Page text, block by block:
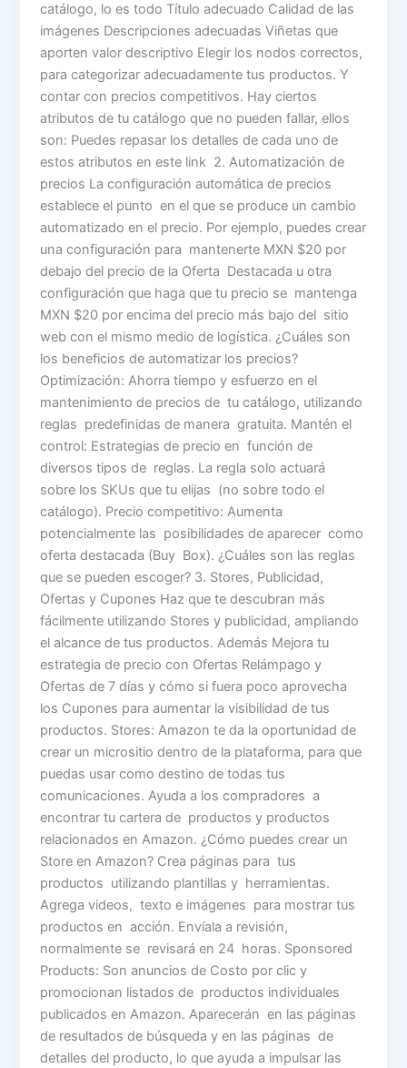
catálogo, lo es todo Título adecuado Calidad de las
imágenes Descripciones adecuadas Viñetas que
aporten valor descriptivo Elegir los nodos correctos,
para categorizar adecuadamente tus productos. Y
contar con precios competitivos. Hay ciertos
atributos de tu catálogo que no pueden fallar, ellos
son: Puedes repasar los detalles de cada uno de
estos atributos en este link 2. Automatización de
precios La configuración automática de precios
establece el punto en el que se produce un cambio
automatizado en el precio. Por ejemplo, puedes crear
una configuración para mantenerte MXN $20 por
debajo del precio de la Oferta Destacada u otra
configuración que haga que tu precio se mantenga
MXN $20 por encima del precio más bajo del sitio
web con el mismo medio de logística. ¿Cuáles son
los beneficios de automatizar los precios?
Optimización: Ahorra tiempo y esfuerzo en el
mantenimiento de precios de tu catálogo, utilizando
reglas predefinidas de manera gratuita. Mantén el
control: Estrategias de precio en función de
diversos tipos de reglas. La regla solo actuará
sobre los SKUs que tu elijas (no sobre todo el
catálogo). Precio competitivo: Aumenta
potencialmente las posibilidades de aparecer como
oferta destacada (Buy Box). ¿Cuáles son las reglas
que se pueden escoger? 3. Stores, Publicidad,
Ofertas y Cupones Haz que te descubran más
fácilmente utilizando Stores y publicidad, ampliando
el alcance de tus productos. Además Mejora tu
estrategia de precio con Ofertas Relámpago y
Ofertas de 7 días y cómo si fuera poco aprovecha
los Cupones para aumentar la visibilidad de tus
productos. Stores: Amazon te da la oportunidad de
crear un micrositio dentro de la plataforma, para que
puedas usar como destino de todas tus
comunicaciones. Ayuda a los compradores a
encontrar tu cartera de productos y productos
relacionados en Amazon. ¿Cómo puedes crear un
Store en Amazon? Crea páginas para tus
productos utilizando plantillas y herramientas.
Agrega videos, texto e imágenes para mostrar tus
productos en acción. Envíala a revisión,
normalmente se revisará en 24 horas. Sponsored
Products: Son anuncios de Costo por clic y
promocionan listados de productos individuales
publicados en Amazon. Aparecerán en las páginas
de resultados de búsqueda y en las páginas de
detalles del producto, lo que ayuda a impulsar las